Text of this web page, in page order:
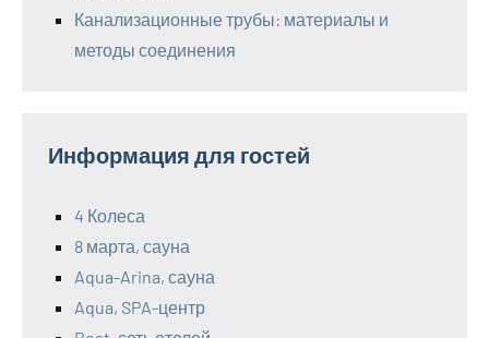
Канализационные трубы: материалы и
методы соединения
Информация для гостей
4 Колеса
8 марта, сауна
Aqua-Arina, сауна
Aqua, SPA-центр